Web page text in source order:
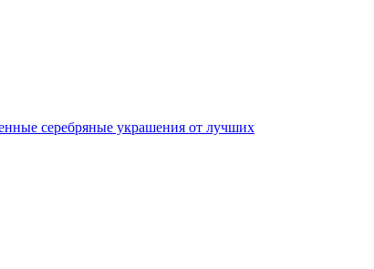
серебряные украшения от лучших